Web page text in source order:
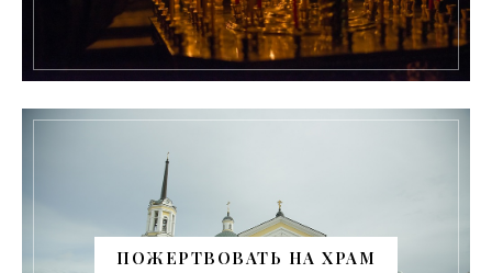
ПОЖЕРТВОВАТЬ НА ХРАМ